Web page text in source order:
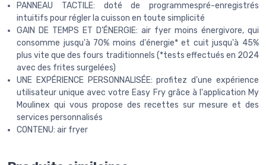
PANNEAU TACTILE: doté de programmespré-enregistrés
intuitifs pour régler la cuisson en toute simplicité
GAIN DE TEMPS ET D'ÉNERGIE: air fyer moins énergivore, qui
consomme jusqu'à 70% moins d'énergie* et cuit jusqu'à 45%
plus vite que des fours traditionnels (*tests effectués en 2024
avec des frites surgelées)
UNE EXPÉRIENCE PERSONNALISÉE: profitez d'une expérience
utilisateur unique avec votre Easy Fry grâce à l'application My
Moulinex qui vous propose des recettes sur mesure et des
services personnalisés
CONTENU: air fryer